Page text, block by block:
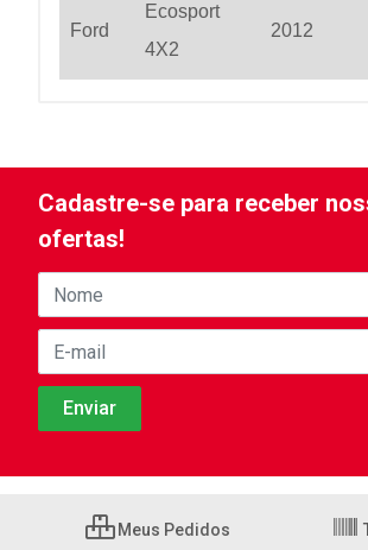
Ford
Ecosport
4X2
2012
Cadastre-se para receber
ofertas!
Meus Pedidos